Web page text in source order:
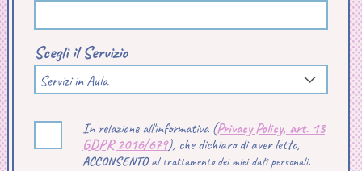
Scegli il Servizio
Servizi in Aula
In relazione all'informativa (Privacy Policy, art. 13
GDPR 2016/679), che dichiaro di aver letto,
ACCONSENTOal trattamento dei miei dati personali.